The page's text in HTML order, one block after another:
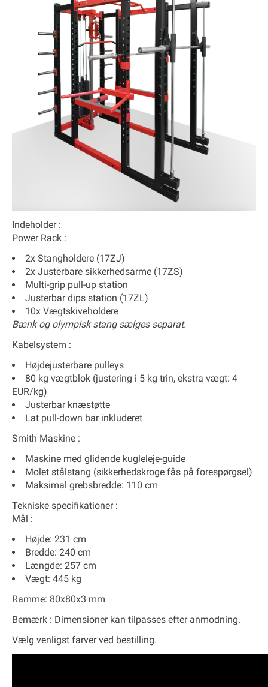
Indeholder :
Power Rack :
2x Stangholdere (17ZJ)
2x Justerbare sikkerhedsarme (17ZS)
Multi-grip pull-up station
Justerbar dips station (17ZL)
10x Vægtskiveholdere
Bænk og olympisk stang sælges separat.
Kabelsystem :
Højdejusterbare pulleys
80 kg vægtblok (justering i 5 kg trin, ekstra vægt: 4
EUR/kg)
Justerbar knæstøtte
Lat pull-down bar inkluderet
Smith Maskine :
Maskine med glidende kugleleje-guide
Molet stålstang (sikkerhedskroge fås på forespørgsel)
Maksimal grebsbredde: 110 cm
Tekniske specifikationer :
Mål :
Højde: 231 cm
Bredde: 240 cm
Længde: 257 cm
Vægt: 445 kg
Ramme: 80x80x3 mm
Bemærk : Dimensioner kan tilpasses efter anmodning.
Vælg venligst farver ved bestilling.